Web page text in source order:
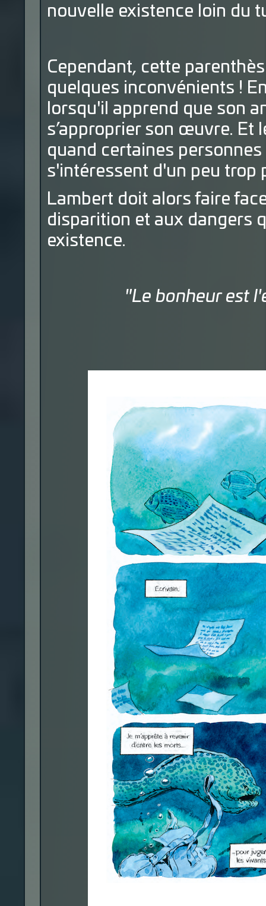
nouvelle existence loin du
Cependant, cette
quelques inconvénients !
lorsqu'il apprend que son
s’approprier son œuvre. Et
quand certaines
s'intéressent d'un peu trop
Lambert doit alors faire
disparition et aux dangers
existence.
"Le bonheur est